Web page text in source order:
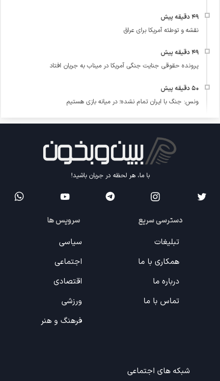
نقشه و توطئه آمریکا برای عراق
پرونده حقوقی جنایت جنگی آمریکا در میناب به جریان افتاد
ونس: جنگ با ایران تمام نشده؛ در میانه بازی هستیم
با ما، هر لحظه در جریان باشید!
دسترسی سریع
تبلیغات
همکاری با ما
درباره ما
تماس با ما
سرویس ها
سیاسی
اجتماعی
اقتصادی
ورزشی
فرهنگ و هنر
شبکه های اجتماعی